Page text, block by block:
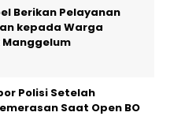
Berikan Pelayanan
kepada Warga
Manggelum
Polisi Setelah
Saat Open BO